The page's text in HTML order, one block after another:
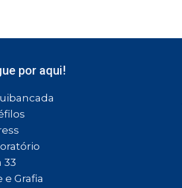
por aqui!
33
e Grafia